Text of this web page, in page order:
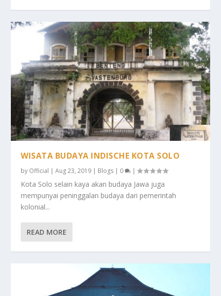
WISATA BUDAYA INDISCHE KOTA SOLO
by Official |Aug 23, 2019 | Blogs | 0 |
Kota Solo selain kaya akan budaya Jawa juga
mempunyai peninggalan budaya dari pemerintah
kolonial...
READ MORE